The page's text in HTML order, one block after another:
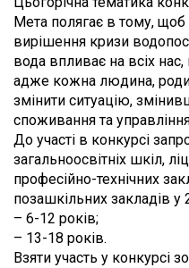
Мета полягає в тому,
вирішення кризи
вода впливає на всіх
адже кожна людина,
змінити ситуацію,
споживання та
До участі в конкурсі
загальноосвітніх шкіл,
професійно-технічних
позашкільних закладів у
– 6-12 років;
– 13-18 років.
Взяти участь у конкурсі